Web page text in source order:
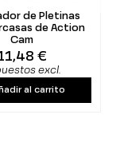
de Pletinas
de Action
Cam
€
excl.
al carrito